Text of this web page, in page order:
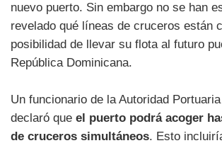
nuevo puerto. Sin embargo no se han
revelado qué líneas de cruceros están
posibilidad de llevar su flota al futuro
República Dominicana.
Un funcionario de la Autoridad
declaró que el puerto podrá acoger
de cruceros simultáneos. Esto